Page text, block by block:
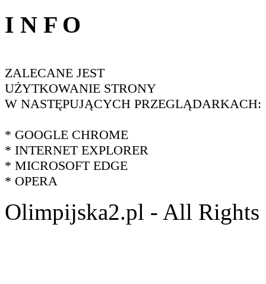
I N F O
ZALECANE JEST
UŻYTKOWANIE STRONY
W NASTĘPUJĄCYCH PRZEGLĄDARKACH:
* GOOGLE CHROME
* INTERNET EXPLORER
* MICROSOFT EDGE
* OPERA
Olimpijska2.pl - All Rights